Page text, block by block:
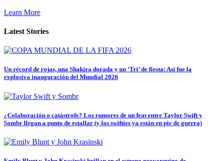
Learn More
Latest Stories
Un récord de rojas, una Shakira dorada y un ‘Tri’ de fiesta: Así fue la
explosiva inauguración del Mundial 2026
¿Colaboración o catástrofe? Los rumores de un feat entre Taylor Swift y
Sombr llegan a punto de estallar (y los swifties ya están en pie de guerra)